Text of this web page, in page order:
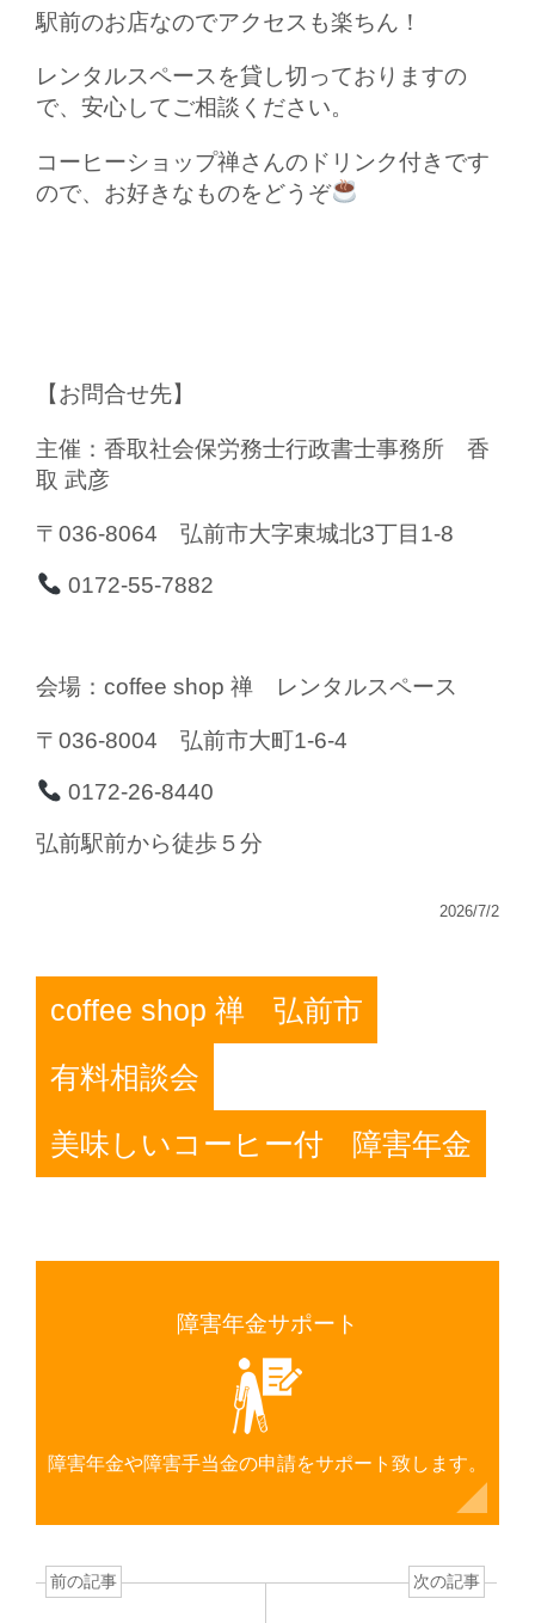
駅前のお店なのでアクセスも楽ちん！
レンタルスペースを貸し切っておりますの
で、安心してご相談ください。
コーヒーショップ禅さんのドリンク付きです
ので、お好きなものをどうぞ
【お問合せ先】
主催：香取社会保労務士行政書士事務所 香
取 武彦
〒036-8064 弘前市大字東城北3丁目1-8
0172-55-7882
会場：coffee shop 禅 レンタルスペース
〒036-8004 弘前市大町1-6-4
0172-26-8440
弘前駅前から徒歩５分
2026/7/2
coffee shop 禅
弘前市
有料相談会
美味しいコーヒー付
障害年金
障害年金サポート
障害年金や障害手当金の申請をサポート致します。
前の記事 次の記事